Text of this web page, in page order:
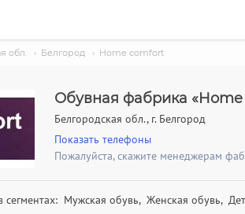
обл. › Белгород › Home comfort
Обувная фабрика
Белгородская обл., г. Белгород
Показать телефоны
Пожалуйста, скажите менеджерам
сегментах: Мужская обувь, Женская обувь,